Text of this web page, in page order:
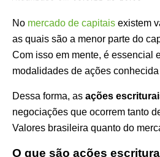
No mercado de capitais existem
as quais são a menor parte do
Com isso em mente, é essencial
modalidades de ações
Dessa forma, as ações
negociações que ocorrem tanto
Valores brasileira quanto do
O que são ações